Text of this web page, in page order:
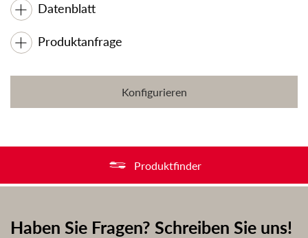
Datenblatt
Produktanfrage
Konfigurieren
Produktfinder
Haben Sie Fragen? Schreiben Sie uns!